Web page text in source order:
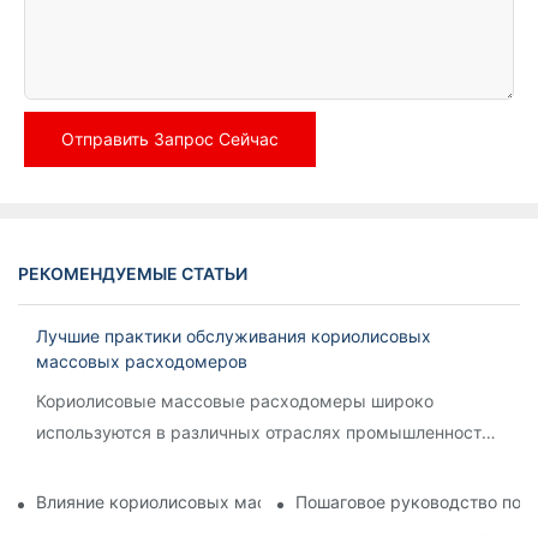
Отправить Запрос Сейчас
РЕКОМЕНДУЕМЫЕ СТАТЬИ
Лучшие практики обслуживания кориолисовых
массовых расходомеров
Кориолисовые массовые расходомеры широко
используются в различных отраслях промышленности
Влияние кориолисовых массовых расходомеров на
Пошаговое руководство по